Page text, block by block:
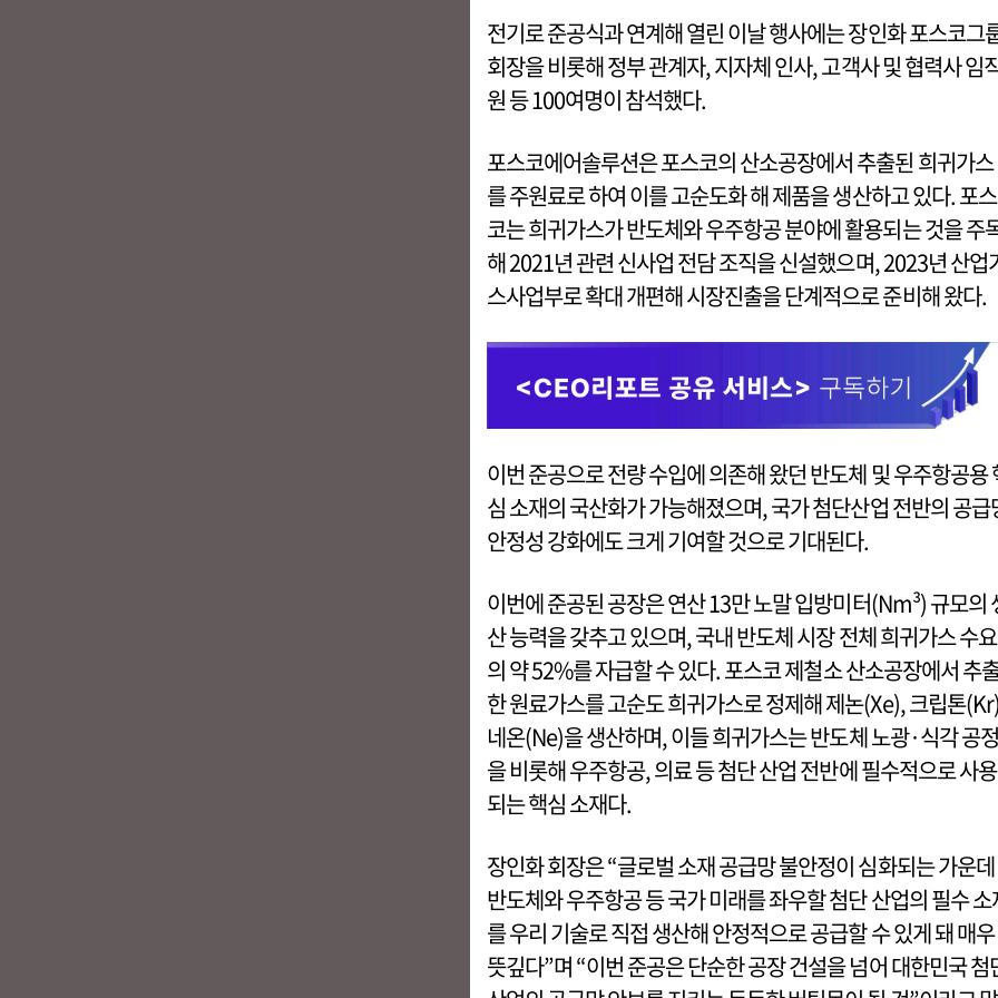
전기로 준공식과 연계해 열린 이날 행사에는 장인화 포스코그
회장을 비롯해 정부 관계자, 지자체 인사, 고객사 및 협력사 임
원 등 100여명이 참석했다.
포스코에어솔루션은 포스코의 산소공장에서 추출된 희귀가스
를 주원료로 하여 이를 고순도화 해 제품을 생산하고 있다. 포스
코는 희귀가스가 반도체와 우주항공 분야에 활용되는 것을 주
해 2021년 관련 신사업 전담 조직을 신설했으며, 2023년 산업
스사업부로 확대 개편해 시장진출을 단계적으로 준비해 왔다.
이번 준공으로 전량 수입에 의존해 왔던 반도체 및 우주항공용
심 소재의 국산화가 가능해졌으며, 국가 첨단산업 전반의 공급
안정성 강화에도 크게 기여할 것으로 기대된다.
이번에 준공된 공장은 연산 13만 노말 입방미터(Nm³) 규모의
산 능력을 갖추고 있으며, 국내 반도체 시장 전체 희귀가스 수요
의 약 52%를 자급할 수 있다. 포스코 제철소 산소공장에서 추
한 원료가스를 고순도 희귀가스로 정제해 제논(Xe), 크립톤
네온(Ne)을 생산하며, 이들 희귀가스는 반도체 노광·식각 공정
을 비롯해 우주항공, 의료 등 첨단 산업 전반에 필수적으로 사용
되는 핵심 소재다.
장인화 회장은 “글로벌 소재 공급망 불안정이 심화되는 가운데
반도체와 우주항공 등 국가 미래를 좌우할 첨단 산업의 필수 소
를 우리 기술로 직접 생산해 안정적으로 공급할 수 있게 돼 매우
뜻깊다”며 “이번 준공은 단순한 공장 건설을 넘어 대한민국 첨